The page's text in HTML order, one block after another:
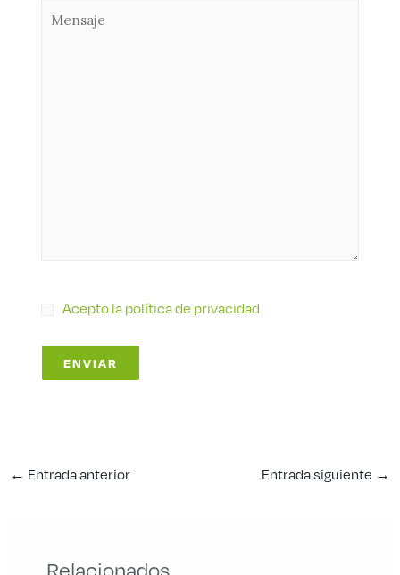
Acepto la política de privacidad
← Entrada anterior Entrada siguiente →
Relacionados